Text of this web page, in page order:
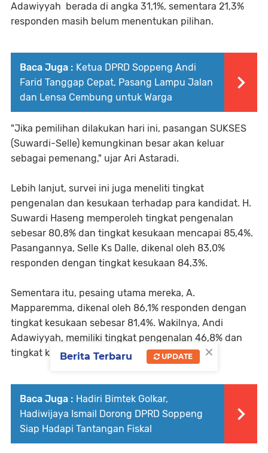
Adawiyyah berada di angka 31,1%, sementara 21,3%
responden masih belum menentukan pilihan.
Baca Juga : Ketua DPRD Soppeng Andi
Farid Tanggap Cepat, Pasang Lampu Jalan
dan Lensa Cembung untuk Warga
"Jika pemilihan dilakukan hari ini, pasangan SUKSES
(Suwardi-Selle) kemungkinan besar akan keluar
sebagai pemenang," ujar Ari Astaradi.
Lebih lanjut, survei ini juga meneliti tingkat
pengenalan dan kesukaan terhadap para kandidat. H.
Suwardi Haseng memperoleh tingkat pengenalan
sebesar 80,8% dan tingkat kesukaan mencapai 85,4%.
Pasangannya, Selle Ks Dalle, dikenal oleh 83,0%
responden dengan tingkat kesukaan 84,3%.
Sementara itu, pesaing utama mereka, A.
Mapparemma, dikenal oleh 86,1% responden dengan
tingkat kesukaan sebesar 81,4%. Wakilnya, Andi
Adawiyyah, memiliki tingkat pengenalan 46,8% dan
tingkat kesukaan 81,6%.
Baca Juga : Hadiri Bimtek Golkar,
Hadiwijaya Ismail Dorong DPRD Soppeng
Siap Hadapi Tantangan Fiskal
×
Berita Terbaru UPDATE